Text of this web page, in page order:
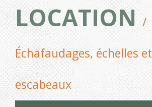
LOCATION /
Échafaudages, échelles et
escabeaux